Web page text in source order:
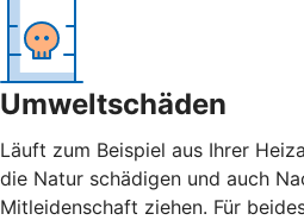
Umweltschäden
Läuft zum Beispiel aus Ihrer
die Natur schädigen und auch
Mitleidenschaft ziehen. Für